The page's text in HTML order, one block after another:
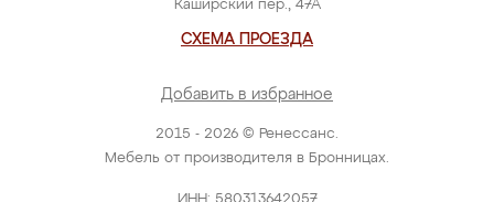
2015 - 2026 © Ренессанс.
Мебель от производителя в Бронницах.
Каширский пер., 47А
СХЕМА ПРОЕЗДА
Добавить в избранное